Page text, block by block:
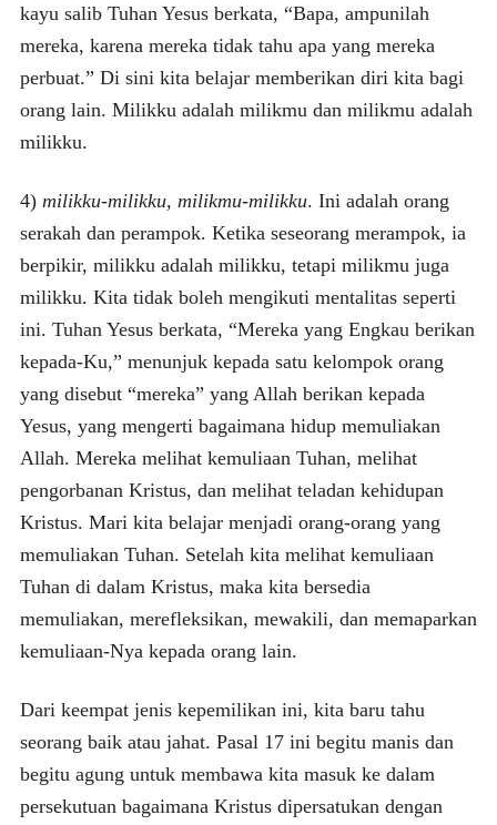
kayu salib Tuhan Yesus berkata, “Bapa, ampunilah
mereka, karena mereka tidak tahu apa yang mereka
perbuat.” Di sini kita belajar memberikan diri kita bagi
orang lain. Milikku adalah milikmu dan milikmu adalah
milikku.
4) milikku-milikku, milikmu-milikku. Ini adalah orang
serakah dan perampok. Ketika seseorang merampok, ia
berpikir, milikku adalah milikku, tetapi milikmu juga
milikku. Kita tidak boleh mengikuti mentalitas seperti
ini. Tuhan Yesus berkata, “Mereka yang Engkau berikan
kepada-Ku,” menunjuk kepada satu kelompok orang
yang disebut “mereka” yang Allah berikan kepada
Yesus, yang mengerti bagaimana hidup memuliakan
Allah. Mereka melihat kemuliaan Tuhan, melihat
pengorbanan Kristus, dan melihat teladan kehidupan
Kristus. Mari kita belajar menjadi orang-orang yang
memuliakan Tuhan. Setelah kita melihat kemuliaan
Tuhan di dalam Kristus, maka kita bersedia
memuliakan, merefleksikan, mewakili, dan memaparkan
kemuliaan-Nya kepada orang lain.
Dari keempat jenis kepemilikan ini, kita baru tahu
seorang baik atau jahat. Pasal 17 ini begitu manis dan
begitu agung untuk membawa kita masuk ke dalam
persekutuan bagaimana Kristus dipersatukan dengan